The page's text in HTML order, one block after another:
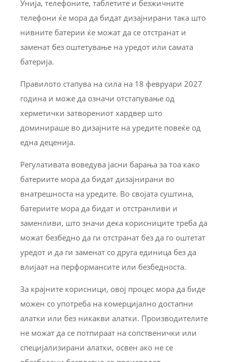
Унија, телефоните, таблетите и безжичните
телефони ќе мора да бидат дизајнирани така што
нивните батерии ќе можат да се отстранат и
заменат без оштетување на уредот или самата
батерија.
Правилото стапува на сила на 18 февруари 2027
година и може да означи отстапување од
херметички затворениот хардвер што
доминираше во дизајните на уредите повеќе од
една деценија.
Регулативата воведува јасни барања за тоа како
батериите мора да бидат дизајнирани во
внатрешноста на уредите. Во својата суштина,
батериите мора да бидат и отстранливи и
заменливи, што значи дека корисниците треба да
можат безбедно да ги отстранат без да го оштетат
уредот и да ги заменат со друга единица без да
влијаат на перформансите или безбедноста.
За крајните корисници, овој процес мора да биде
можен со употреба на комерцијално достапни
алатки или без никакви алатки. Производителите
не можат да се потпираат на сопственички или
специјализирани алатки, освен ако не се